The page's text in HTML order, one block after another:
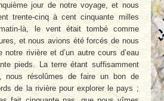
jour de notre voyage, et nous
trente-cinq à cent cinquante milles
là, le vent était tombé comme
et nous avions été forcés de nous
notre rivière et d’un autre cours d’eau
pieds. La terre étant suffisamment
nous résolûmes de faire un bon de
de la rivière pour explorer le pays ;